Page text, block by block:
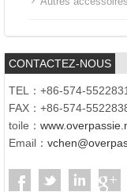
CONTACTEZ-NOUS
TEL：+86-574-
FAX：+86-574-
toile：
Email：